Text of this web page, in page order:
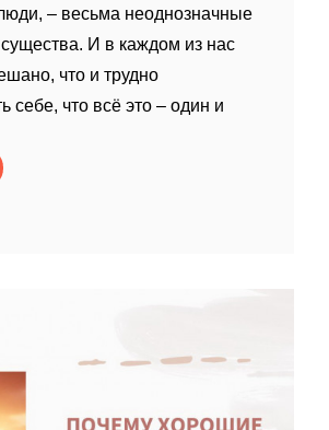
– весьма неоднозначные
И в каждом из нас
что и трудно
себе, что всё это – один и